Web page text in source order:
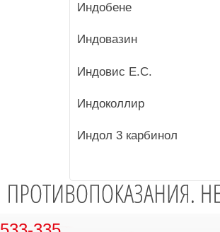
Индобене
Индовазин
Индовис Е.С.
Индоколлир
Индол 3 карбинол